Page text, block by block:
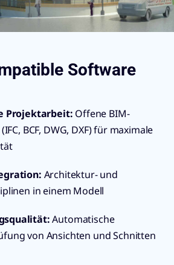
Software
Projektarbeit: Offene BIM-
BCF, DWG, DXF) für maximale
Architektur- und
in einem Modell
:Automatische
von Ansichten und Schnitten